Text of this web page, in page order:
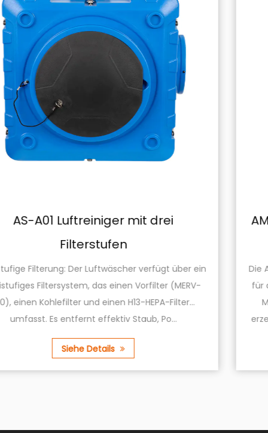
AM-B01 Trockner für dünne
mit hohem Luftvolumen
Die AM-B01-Teppichtrockner mit hohem
für dünne Teppiche sind mit einem
Motor ausgestattet, der einen hohen Luftstrom
erzeugt, um sicherzustellen, dass Ihr Teppich